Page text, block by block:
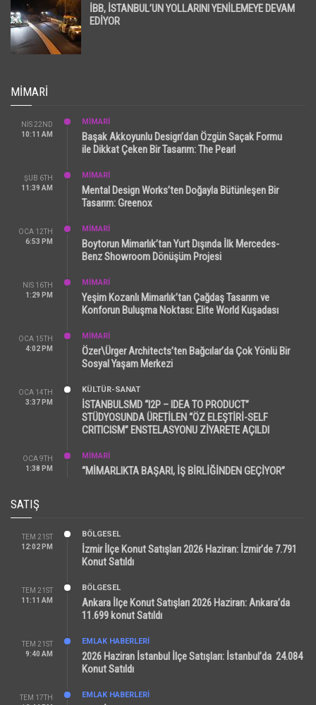
İBB, İSTANBUL’UN YOLLARINI YENİLEMEYE DEVAM
EDİYOR
MIMARI
NIS 22ND
10:11 AM
MİMARİ
Başak Akkoyunlu Design’dan Özgün Saçak Formu
ile Dikkat Çeken Bir Tasarım: The Pearl
ŞUB 6TH
11:39 AM
MİMARİ
Mental Design Works’ten Doğayla Bütünleşen Bir
Tasarım: Greenox
OCA 12TH
6:53 PM
MİMARİ
Boytorun Mimarlık’tan Yurt Dışında İlk Mercedes-
Benz Showroom Dönüşüm Projesi
NIS 16TH
1:29 PM
MİMARİ
Yeşim Kozanlı Mimarlık’tan Çağdaş Tasarım ve
Konforun Buluşma Noktası: Elite World Kuşadası
OCA 15TH
4:02 PM
MİMARİ
Özer\Ürger Architects’ten Bağcılar’da Çok Yönlü Bir
Sosyal Yaşam Merkezi
OCA 14TH
3:37 PM
KÜLTÜR-SANAT
İSTANBULSMD “I2P – IDEA TO PRODUCT”
STÜDYOSUNDA ÜRETİLEN “ÖZ ELEŞTİRİ-SELF
CRITICISM” ENSTELASYONU ZİYARETE AÇILDI
OCA 9TH
1:38 PM
MİMARİ
“MİMARLIKTA BAŞARI, İŞ BİRLİĞİNDEN GEÇİYOR”
SATIŞ
TEM 21ST
12:02 PM
BÖLGESEL
İzmir İlçe Konut Satışları 2026 Haziran: İzmir’de 7.791
Konut Satıldı
TEM 21ST
11:11 AM
BÖLGESEL
Ankara İlçe Konut Satışları 2026 Haziran: Ankara’da
11.699 konut Satıldı
TEM 21ST
9:40 AM
EMLAK HABERLERI
2026 Haziran İstanbul İlçe Satışları: İstanbul’da 24.084
Konut Satıldı
TEM 17TH
EMLAK HABERLERI